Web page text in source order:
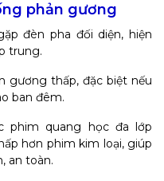
phản gương
đèn pha đối diện, hiện
trung.
gương thấp, đặc biệt nếu
ban đêm.
phim quang học đa lớp
hơn phim kim loại, giúp
an toàn.